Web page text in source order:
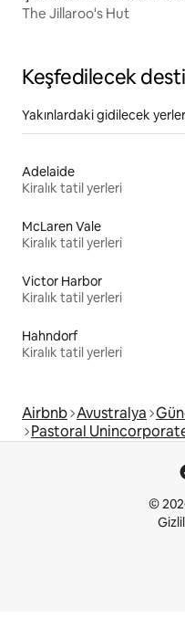
The Jillaroo's Hut
Keşfedilecek
Yakınlardaki gidilecek yerler
Adelaide
Kiralık tatil yerleri
McLaren Vale
Kiralık tatil yerleri
Victor Harbor
Kiralık tatil yerleri
Hahndorf
Kiralık tatil yerleri
Airbnb Avustralya
Pastoral
©